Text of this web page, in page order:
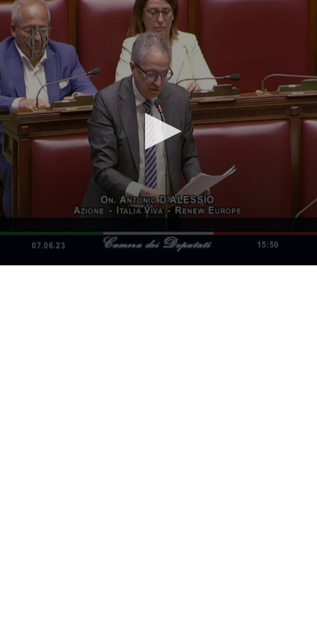
Vai al contenuto principale
WebTV Camera dei Deputati
Vai al menu di navigazione
Contenuto
Fine contenuto
Vai al contenuto principale Vai al menu di navigazione